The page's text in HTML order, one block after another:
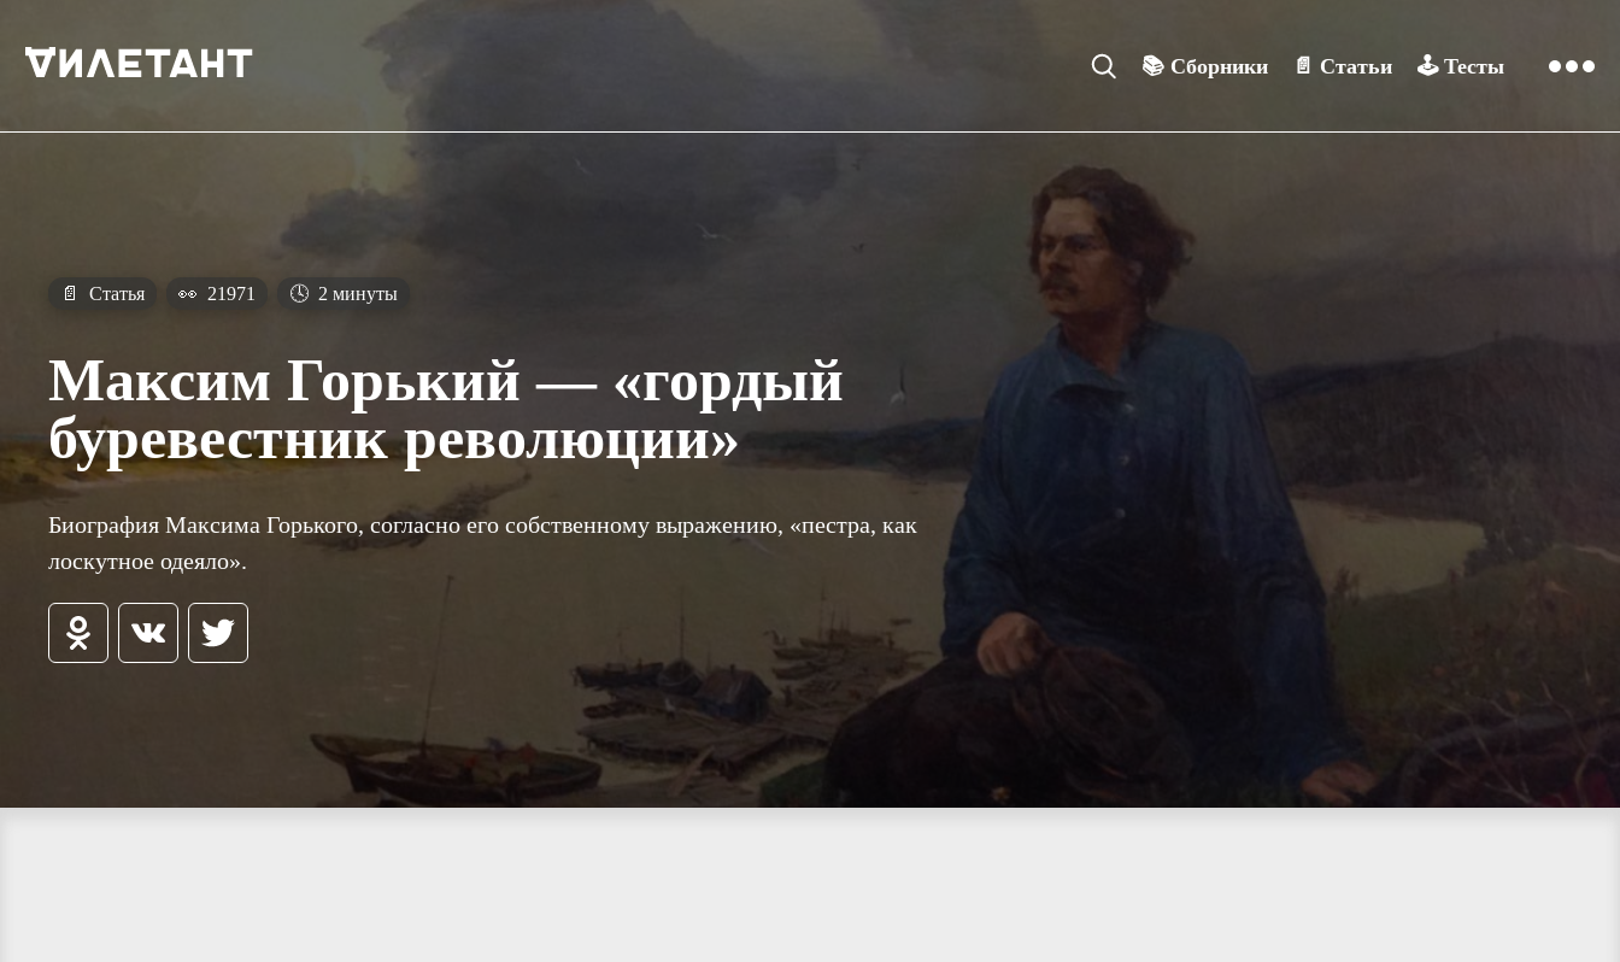
📚 Сборники 📄 Статьи 🕹️ Тесты
📄 Статья 👀 21971 🕓 2 минуты
Максим Горький — «гордый
буревестник революции»
Биография Максима Горького, согласно его собственному выражению, «пестра, как
лоскутное одеяло».